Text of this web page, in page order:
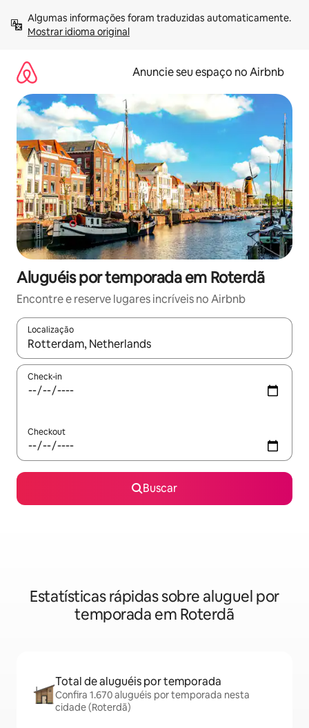
para
Mostrar idioma original
Anuncie seu espaço no Airbnb
Aluguéis por temporada em Roterdã
Encontre e reserve lugares incríveis no Airbnb
Localização
Quando os resultados estiverem disponíveis, explore-os
Check-in
Checkout
Buscar
Estatísticas rápidas sobre aluguel por
temporada em Roterdã
Total de aluguéis por temporada
Confira 1.670 aluguéis por temporada nesta
cidade (Roterdã)